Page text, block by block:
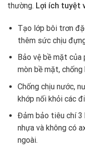
thường. Lợi ích tuyệt
Tạo lớp bôi trơn
thêm sức chịu
Bảo vệ bề mặt của
mòn bề mặt,
Chống chịu nước,
khớp nối khỏi các
Đảm bảo tiêu chí 3
nhựa và không có
ngoài.